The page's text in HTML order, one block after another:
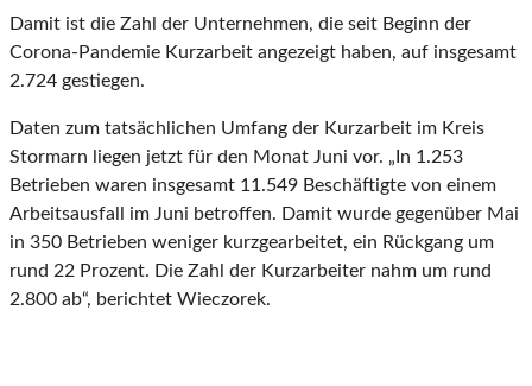
Damit ist die Zahl der Unternehmen, die seit Beginn der
Corona-Pandemie Kurzarbeit angezeigt haben, auf insgesamt
2.724 gestiegen.
Daten zum tatsächlichen Umfang der Kurzarbeit im Kreis
Stormarn liegen jetzt für den Monat Juni vor. „In 1.253
Betrieben waren insgesamt 11.549 Beschäftigte von einem
Arbeitsausfall im Juni betroffen. Damit wurde gegenüber Mai
in 350 Betrieben weniger kurzgearbeitet, ein Rückgang um
rund 22 Prozent. Die Zahl der Kurzarbeiter nahm um rund
2.800 ab“, berichtet Wieczorek.